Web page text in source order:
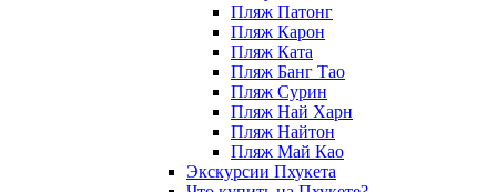
Пляж Патонг
Пляж Карон
Пляж Ката
Пляж Банг Тао
Пляж Сурин
Пляж Най Харн
Пляж Найтон
Пляж Май Као
Экскурсии Пхукета